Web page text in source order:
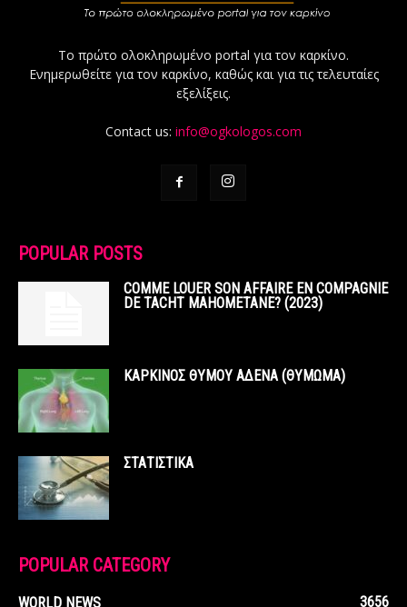
Το πρώτο ολοκληρωμένο portal για τον καρκίνο.
Ενημερωθείτε για τον καρκίνο, καθώς και για τις τελευταίες
εξελίξεις.
Contact us: info@ogkologos.com
POPULAR POSTS
COMME LOUER SON AFFAIRE EN COMPAGNIE
DE TACHT MAHOMETANE? (2023)
ΚΑΡΚΙΝΟΣ ΘΥΜΟΥ ΑΔΕΝΑ (ΘΥΜΩΜΑ)
ΣΤΑΤΙΣΤΙΚΑ
POPULAR CATEGORY
WORLD NEWS 3656